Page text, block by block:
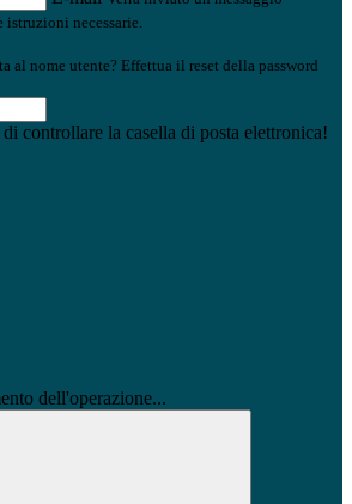
necessarie.
al nome utente? Effettua il reset della password
controllare la casella di posta elettronica!
dell'operazione...